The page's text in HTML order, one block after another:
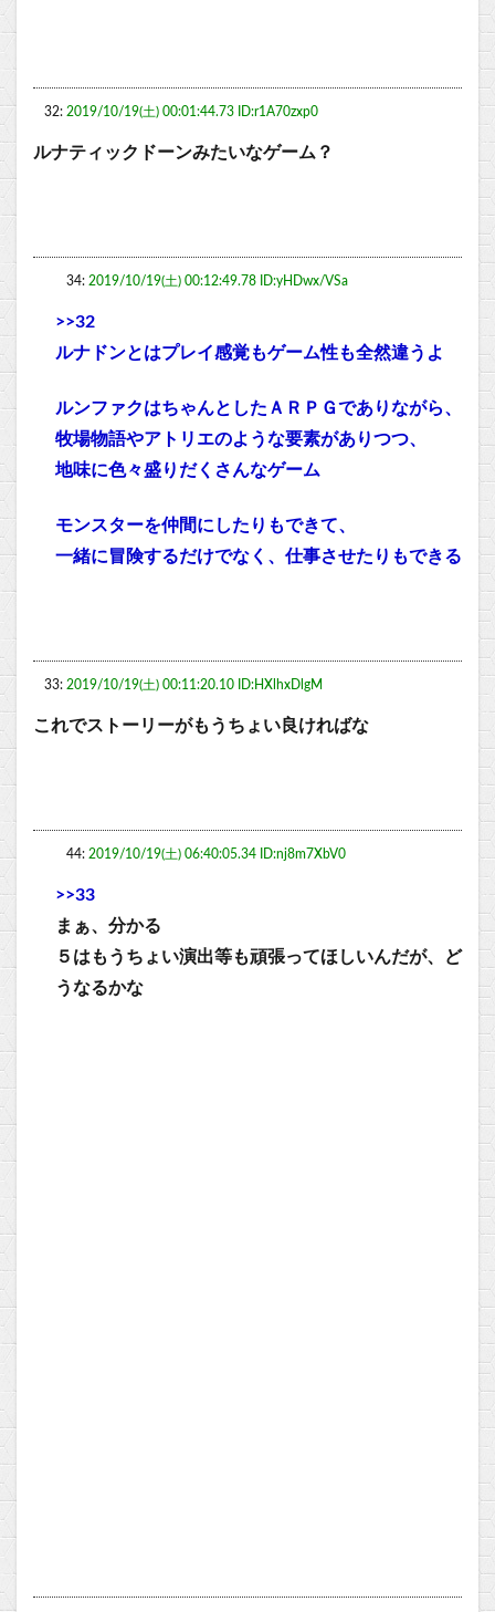
32: 2019/10/19(土) 00:01:44.73 ID:r1A70zxp0
ルナティックドーンみたいなゲーム？
34: 2019/10/19(土) 00:12:49.78 ID:yHDwx/VSa
>>32
ルナドンとはプレイ感覚もゲーム性も全然違うよ
ルンファクはちゃんとしたＡＲＰＧでありながら、
牧場物語やアトリエのような要素がありつつ、
地味に色々盛りだくさんなゲーム
モンスターを仲間にしたりもできて、
一緒に冒険するだけでなく、仕事させたりもできる
33: 2019/10/19(土) 00:11:20.10 ID:HXlhxDlgM
これでストーリーがもうちょい良ければな
44: 2019/10/19(土) 06:40:05.34 ID:nj8m7XbV0
>>33
まぁ、分かる
５はもうちょい演出等も頑張ってほしいんだが、ど
うなるかな